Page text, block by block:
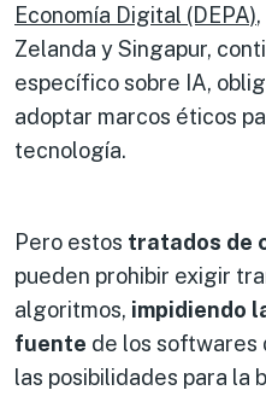
Economía Digital (DEPA)
Zelanda y Singapur,
específico sobre IA,
adoptar marcos éticos
tecnología.
Pero estos tratados de
pueden prohibir exigir
algoritmos, impidiendo
fuente de los softwares
las posibilidades para la